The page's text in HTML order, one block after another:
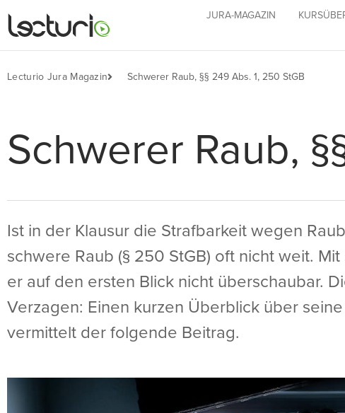
JURA-MAGAZIN
Lecturio Jura Magazin Schwerer Raub, §§ 249 Abs. 1, 250 StGB
Schwerer Raub,
Ist in der Klausur die Strafbarkeit wegen
schwere Raub (§ 250 StGB) oft nicht weit.
er auf den ersten Blick nicht überschaubar.
Verzagen: Einen kurzen Überblick über
vermittelt der folgende Beitrag.